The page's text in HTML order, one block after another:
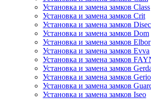
Установка и замена замков Class
Установка и замена замков Crit
Установка и замена замков Disec
Установка и замена замков Dom
Установка и замена замков Elbor
Установка и замена замков Evva
Установка и замена замков
Установка и замена замков
Установка и замена замков
Установка и замена замков
Установка и замена замков Iseo